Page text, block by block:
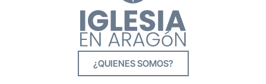
¿QUIENES SOMOS?